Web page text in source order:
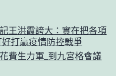
王洪霞誇大：實在把各項
打贏疫情防控戰爭
費生力軍_到九宮格會議